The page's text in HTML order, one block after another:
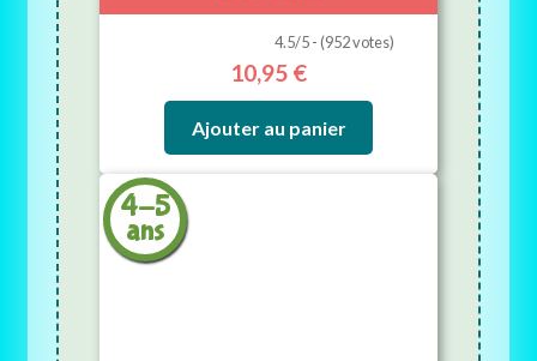
4.5/5 - (952 votes)
10,95 €
Ajouter au panier
4-5
ans